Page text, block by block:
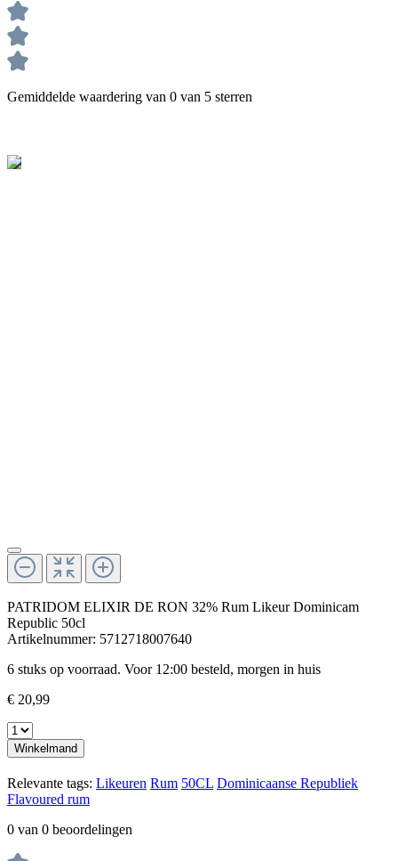
Gemiddelde waardering van 0 van 5 sterren
PATRIDOM ELIXIR DE RON 32% Rum Likeur Dominicam
Republic 50cl
Artikelnummer: 5712718007640
6 stuks op voorraad. Voor 12:00 besteld, morgen in huis
€ 20,99
Winkelmand
Relevante tags: Likeuren Rum 50CL Dominicaanse Republiek
Flavoured rum
0 van 0 beoordelingen